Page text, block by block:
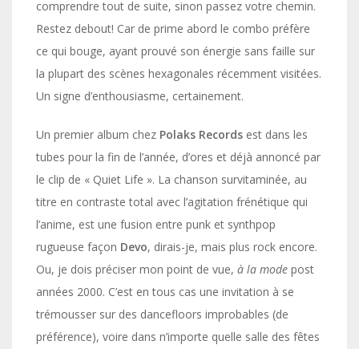
comprendre tout de suite, sinon passez votre chemin.
Restez debout! Car de prime abord le combo préfère
ce qui bouge, ayant prouvé son énergie sans faille sur
la plupart des scènes hexagonales récemment visitées.
Un signe d’enthousiasme, certainement.
Un premier album chez Polaks Records est dans les
tubes pour la fin de l’année, d’ores et déjà annoncé par
le clip de « Quiet Life ». La chanson survitaminée, au
titre en contraste total avec l’agitation frénétique qui
l’anime, est une fusion entre punk et synthpop
rugueuse façon Devo, dirais-je, mais plus rock encore.
Ou, je dois préciser mon point de vue, à la mode post
années 2000. C’est en tous cas une invitation à se
trémousser sur des dancefloors improbables (de
préférence), voire dans n’importe quelle salle des fêtes